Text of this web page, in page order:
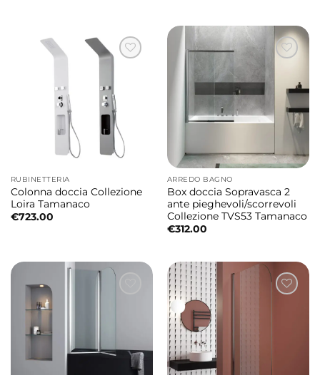
RUBINETTERIA
Colonna doccia Collezione
Loira Tamanaco
€723.00
ARREDO BAGNO
Box doccia Sopravasca 2
ante pieghevoli/scorrevoli
Collezione TVS53 Tamanaco
€312.00